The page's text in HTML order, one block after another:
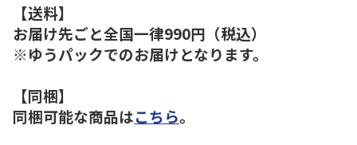
【送料】
お届け先ごと全国一律990円（税込）
※ゆうパックでのお届けとなります。
【同梱】
同梱可能な商品はこちら。